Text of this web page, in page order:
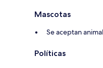
Mascotas
Se aceptan
Políticas